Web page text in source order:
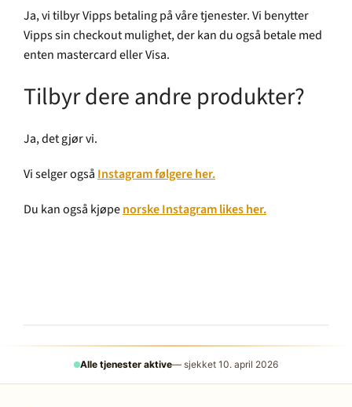
Ja, vi tilbyr Vipps betaling på våre tjenester. Vi benytter
Vipps sin checkout mulighet, der kan du også betale med
enten mastercard eller Visa.
Tilbyr dere andre produkter?
Ja, det gjør vi.
Vi selger også Instagram følgere her.
Du kan også kjøpenorske Instagram likes her.
Alle tjenester aktive— sjekket 10. april 2026